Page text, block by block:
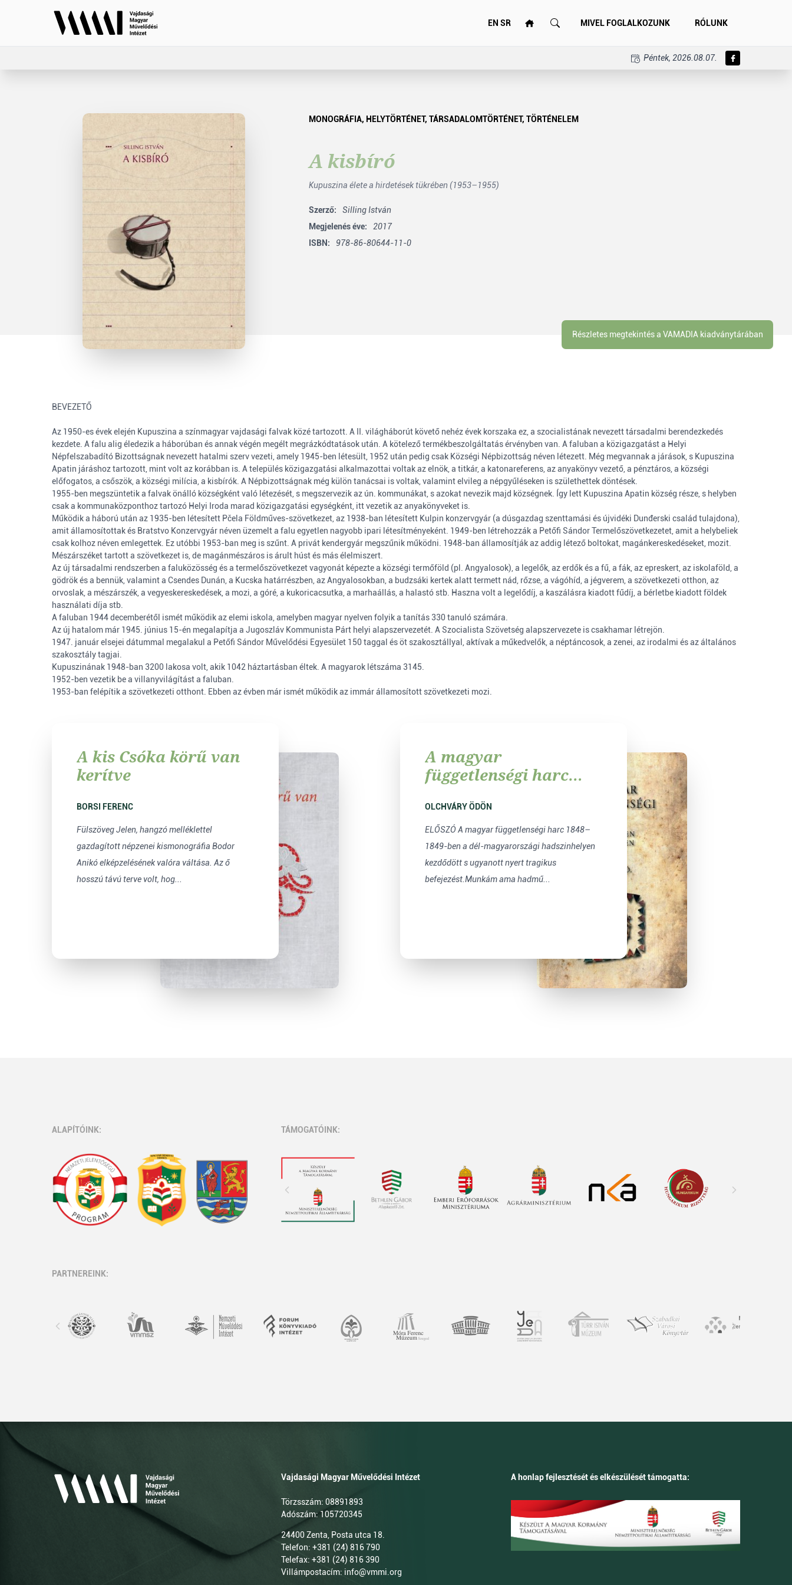
EN SR MIVEL FOGLALKOZUNK RÓLUNK
Péntek, 2026.08.07.
MONOGRÁFIA, HELYTÖRTÉNET, TÁRSADALOMTÖRTÉNET, TÖRTÉNELEM
A kisbíró
Kupuszina élete a hirdetések tükrében (1953–1955)
Szerző:
Silling István
Megjelenés éve:
2017
ISBN:
978-86-80644-11-0
Részletes megtekintés a VAMADIA kiadványtárában
BEVEZETŐ
Az 1950-es évek elején Kupuszina a színmagyar vajdasági falvak közé tartozott. A II. világháborút követő nehéz évek korszaka ez, a szocialistának nevezett társadalmi berendezkedés
kezdete. A falu alig éledezik a háborúban és annak végén megélt megrázkódtatások után. A kötelező termékbeszolgáltatás érvényben van. A faluban a közigazgatást a Helyi
Népfelszabadító Bizottságnak nevezett hatalmi szerv vezeti, amely 1945-ben létesült, 1952 után pedig csak Községi Népbizottság néven létezett. Még megvannak a járások, s Kupuszina
Apatin járáshoz tartozott, mint volt az korábban is. A település közigazgatási alkalmazottai voltak az elnök, a titkár, a katonareferens, az anyakönyv vezető, a pénztáros, a községi
előfogatos, a csőszök, a községi milícia, a kisbírók. A Népbizottságnak még külön tanácsai is voltak, valamint elvileg a népgyűléseken is születhettek döntések.
1955-ben megszüntetik a falvak önálló községként való létezését, s megszervezik az ún. kommunákat, s azokat nevezik majd községnek. Így lett Kupuszina Apatin község része, s helyben
csak a kommunaközponthoz tartozó Helyi Iroda marad közigazgatási egységként, itt vezetik az anyakönyveket is.
Működik a háború után az 1935-ben létesített Pčela Földműves-szövetkezet, az 1938-ban létesített Kulpin konzervgyár (a dúsgazdag szenttamási és újvidéki Dunđerski család tulajdona),
amit államosítottak és Bratstvo Konzervgyár néven üzemelt a falu egyetlen nagyobb ipari létesítményeként. 1949-ben létrehozzák a Petőfi Sándor Termelőszövetkezetet, amit a helybeliek
csak kolhoz néven emlegettek. Ez utóbbi 1953-ban meg is szűnt. A privát kendergyár megszűnik működni. 1948-ban államosítják az addig létező boltokat, magánkereskedéseket, mozit.
Mészárszéket tartott a szövetkezet is, de magánmészáros is árult húst és más élelmiszert.
Az új társadalmi rendszerben a faluközösség és a termelőszövetkezet vagyonát képezte a községi termőföld (pl. Angyalosok), a legelők, az erdők és a fű, a fák, az epreskert, az iskolaföld, a
gödrök és a bennük, valamint a Csendes Dunán, a Kucska határrészben, az Angyalosokban, a budzsáki kertek alatt termett nád, rőzse, a vágóhíd, a jégverem, a szövetkezeti otthon, az
orvoslak, a mészárszék, a vegyeskereskedések, a mozi, a góré, a kukoricacsutka, a marhaállás, a halastó stb. Haszna volt a legelődíj, a kaszálásra kiadott fűdíj, a bérletbe kiadott földek
használati díja stb.
A faluban 1944 decemberétől ismét működik az elemi iskola, amelyben magyar nyelven folyik a tanítás 330 tanuló számára.
Az új hatalom már 1945. június 15-én megalapítja a Jugoszláv Kommunista Párt helyi alapszervezetét. A Szocialista Szövetség alapszervezete is csakhamar létrejön.
1947. január elsejei dátummal megalakul a Petőfi Sándor Művelődési Egyesület 150 taggal és öt szakosztállyal, aktívak a műkedvelők, a néptáncosok, a zenei, az irodalmi és az általános
szakosztály tagjai.
Kupuszinának 1948-ban 3200 lakosa volt, akik 1042 háztartásban éltek. A magyarok létszáma 3145.
1952-ben vezetik be a villanyvilágítást a faluban.
1953-ban felépítik a szövetkezeti otthont. Ebben az évben már ismét működik az immár államosított szövetkezeti mozi.
A kis Csóka körű van
kerítve
BORSI FERENC
Fülszöveg Jelen, hangzó melléklettel
gazdagított népzenei kismonográfia Bodor
Anikó elképzelésének valóra váltása. Az ő
hosszú távú terve volt, hog...
A magyar
függetlenségi harc
Délvidéken
OLCHVÁRY ÖDÖN
ELŐSZÓ A magyar függetlenségi harc 1848–
1849-ben a dél-magyar­országi hadszinhelyen
kezdődött s ugyanott nyert tragikus
befejezést.Munkám ama hadmű...
ALAPÍTÓINK: TÁMOGATÓINK:
PARTNEREINK:
Vajdasági Magyar Művelődési Intézet
Törzsszám: 08891893
Adószám: 105720345
24400 Zenta, Posta utca 18.
Telefon: +381 (24) 816 790
Telefax: +381 (24) 816 390
Villámpostacím: info@vmmi.org
A honlap fejlesztését és elkészülését támogatta: